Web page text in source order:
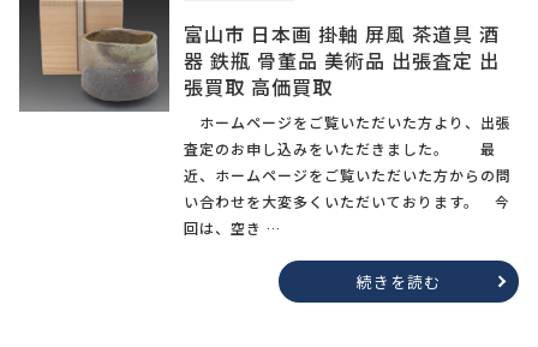
富山市 日本画 掛軸 屏風 茶道具 酒
器 鉄瓶 骨董品 美術品 出張査定 出
張買取 高価買取
ホームページをご覧いただいた方より、出張
査定のお申し込みをいただきました。 最
近、ホームページをご覧いただいた方からの問
い合わせを大変多くいただいております。 今
回は、空き …
続きを読む